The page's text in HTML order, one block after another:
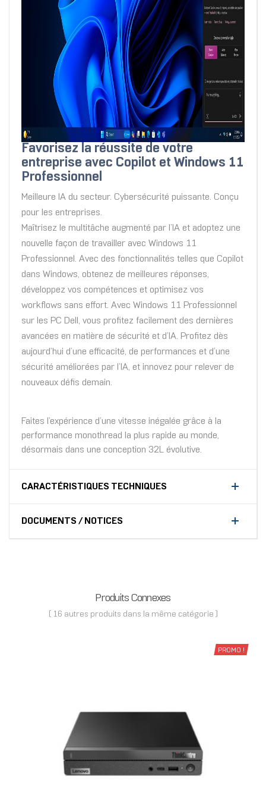
Favorisez la réussite de votre
entreprise avec Copilot et Windows 11
Professionnel
Meilleure IA du secteur. Cybersécurité puissante. Conçu
pour les entreprises.
Maîtrisez le multitâche augmenté par l’IA et adoptez une
nouvelle façon de travailler avec Windows 11
Professionnel. Avec des fonctionnalités telles que Copilot
dans Windows, obtenez de meilleures réponses,
développez vos compétences et optimisez vos
workflows sans effort. Avec Windows 11 Professionnel
sur les PC Dell, vous profitez facilement des dernières
avancées en matière de sécurité et d’IA. Profitez dès
aujourd’hui d’une efficacité, de performances et d’une
sécurité améliorées par l’IA, et innovez pour relever de
nouveaux défis demain.
Faites l’expérience d’une vitesse inégalée grâce à la
performance monothread la plus rapide au monde,
désormais dans une conception 32L évolutive.
CARACTÉRISTIQUES TECHNIQUES
DOCUMENTS / NOTICES
Produits Connexes
( 16 autres produits dans la même catégorie )
PROMO !